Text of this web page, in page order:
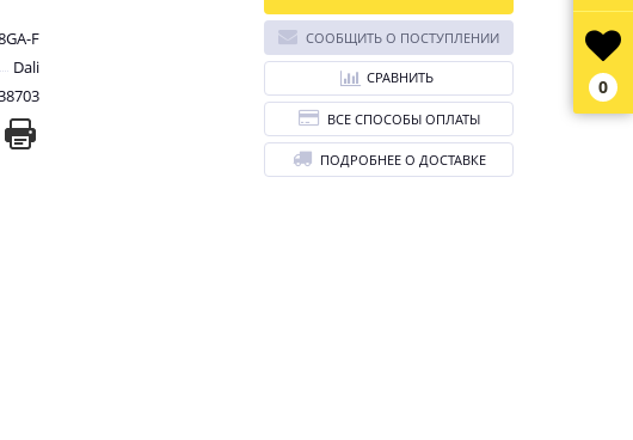
F
Dali
СООБЩИТЬ О ПОСТУПЛЕНИИ
СРАВНИТЬ
ВСЕ СПОСОБЫ ОПЛАТЫ
ПОДРОБНЕЕ О ДОСТАВКЕ
0